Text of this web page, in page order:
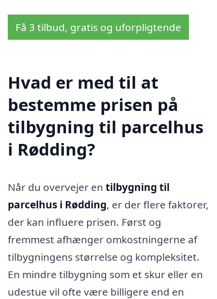
Få 3 tilbud, gratis og uforpligtende
Hvad er med til at
bestemme prisen på
tilbygning til parcelhus
i Rødding?
Når du overvejer en tilbygning til
parcelhus i Rødding, er der flere faktorer,
der kan influere prisen. Først og
fremmest afhænger omkostningerne af
tilbygningens størrelse og kompleksitet.
En mindre tilbygning som et skur eller en
udestue vil ofte være billigere end en